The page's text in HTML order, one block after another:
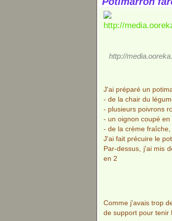
http://
J'ai préparé un
- de la chair du
- plusieurs poivrons
- un oignon coupé en
- de la crème
J'ai fait précuire le
Par-dessus, j'ai mis
en 2
Comme j'avais trop
de support pour tenir